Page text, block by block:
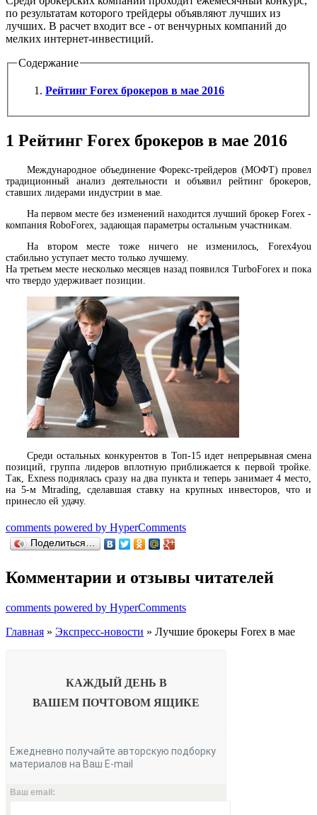
по результатам которого трейдеры объявляют лучших из
лучших. В расчет входит все - от венчурных компаний до
мелких интернет-инвестиций.
Содержание
Рейтинг Forex брокеров в мае 2016
1 Рейтинг Forex брокеров в мае 2016
Международное объединение Форекс-трейдеров (МОФТ) провел
традиционный анализ деятельности и объявил рейтинг брокеров,
ставших лидерами индустрии в мае.
На первом месте без изменений находится лучший брокер Forex -
компания RoboForex, задающая параметры остальным участникам.
На втором месте тоже ничего не изменилось, Forex4you
стабильно уступает место только лучшему.
На третьем месте несколько месяцев назад появился TurboForex и пока
что твердо удерживает позиции.
Среди остальных конкурентов в Топ-15 идет непрерывная смена
позиций, группа лидеров вплотную приближается к первой тройке.
Так, Exness поднялась сразу на два пункта и теперь занимает 4 место,
на 5-м Mtrading, сделавшая ставку на крупных инвесторов, что и
принесло ей удачу.
comments powered by HyperComments
Поделиться…
Комментарии и отзывы читателей
comments powered by HyperComments
Главная » Экспресс-новости » Лучшие брокеры Forex в мае
КАЖДЫЙ ДЕНЬ В
ВАШЕМ ПОЧТОВОМ ЯЩИКЕ
Ежедневно получайте авторскую подборку
материалов на Ваш E-mail
Ваш email: